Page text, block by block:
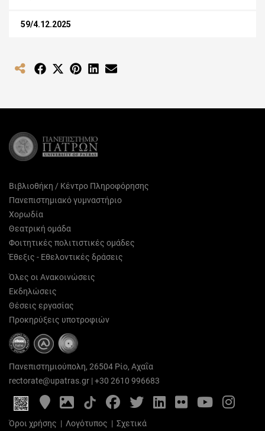
59/4.12.2025
Share Share
(Twitter)
Share Share
Βιβλιοθήκη / Κέντρο Πληροφόρησης
Πανεπιστημιακό γυμναστήριο
Χορωδία
Θεατρική ομάδα
Φοιτητικές πολιτιστικές ομάδες
Έθεξις - Εθελοντικές δράσεις
Όλες οι Ανακοινώσεις
Εκδηλώσεις
Θέσεις εργασίας
Προκηρύξεις υποτροφιών
Πανεπιστημιούπολη, 26504 Ρίο, Αχαΐα
rectorate@upatras.gr |+30 2610 996683
Google
Maps
Photo
Gallery
FacebookTwitterLinkedIn
FlickrYouTube
Όροι χρήσης | Λογότυπος | Σχετικά